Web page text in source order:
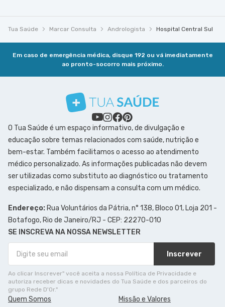
Tua Saúde Marcar Consulta Andrologista Hospital Central Sul
Em caso de emergência médica, disque 192 ou vá imediatamente
ao pronto-socorro mais próximo.
O Tua Saúde é um espaço informativo, de divulgação e
educação sobre temas relacionados com saúde, nutrição e
bem-estar. Também facilitamos o acesso ao atendimento
médico personalizado. As informações publicadas não devem
ser utilizadas como substituto ao diagnóstico ou tratamento
especializado, e não dispensam a consulta com um médico.
Endereço: Rua Voluntários da Pátria, n° 138, Bloco 01, Loja 201 -
Botafogo, Rio de Janeiro/RJ - CEP: 22270-010
SE INSCREVA NA NOSSA NEWSLETTER
Inscrever
Ao clicar Inscrever" você aceita a nossa Política de Privacidade e
autoriza receber dicas e novidades do Tua Saúde e dos parceiros do
grupo Rede D'Or."
Quem Somos Missão e Valores